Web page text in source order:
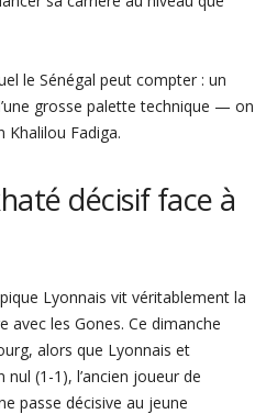
le Sénégal peut compter : un
grosse palette technique — on
Khalilou Fadiga.
décisif face à
Lyonnais vit véritablement la
avec les Gones. Ce dimanche
alors que Lyonnais et
(1-1), l’ancien joueur de
passe décisive au jeune